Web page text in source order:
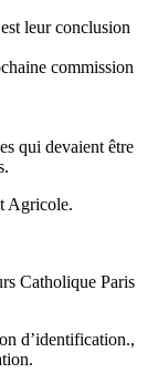
leur conclusion
commission
qui devaient être
Agricole.
Catholique Paris
d’identification.,